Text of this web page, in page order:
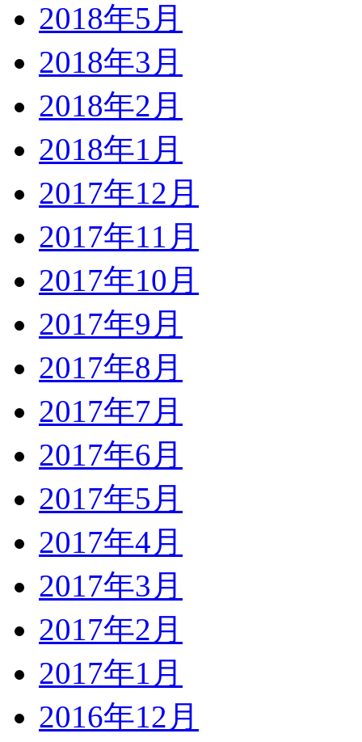
2018年5月
2018年3月
2018年2月
2018年1月
2017年12月
2017年11月
2017年10月
2017年9月
2017年8月
2017年7月
2017年6月
2017年5月
2017年4月
2017年3月
2017年2月
2017年1月
2016年12月